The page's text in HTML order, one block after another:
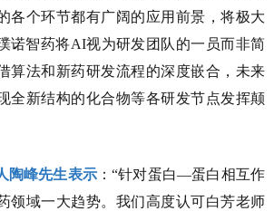
各个环节都有广阔的应用前景，将极大
诺智药将AI视为研发团队的一员而非简
算法和新药研发流程的深度嵌合，未来
全新结构的化合物等各研发节点发挥颠
陶峰先生表示：“针对蛋白—蛋白相互作
领域一大趋势。我们高度认可白芳老师